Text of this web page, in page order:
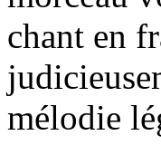
chant en
mélodie